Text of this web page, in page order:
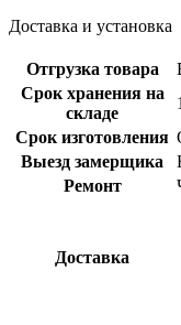
Доставка и установка
Отгрузка товара
Срок хранения на
складе
Срок изготовления
Выезд замерщика
Ремонт
Доставка